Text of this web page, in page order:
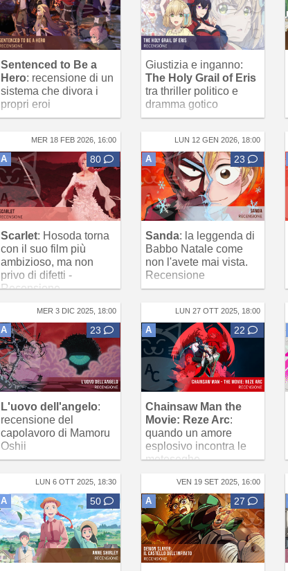
Sentenced to Be a
Hero: recensione di un
sistema che divora i
propri eroi
Giustizia e inganno:
The Holy Grail of Eris
tra thriller politico e
dramma gotico
MER 18 FEB 2026, 16:00
A 80
Scarlet: Hosoda torna
con il suo film più
ambizioso, ma non
privo di difetti -
Recensione
LUN 12 GEN 2026, 18:00
A 23
Sanda: la leggenda di
Babbo Natale come
non l'avete mai vista.
Recensione
MER 3 DIC 2025, 18:00
A 23
L'uovo dell'angelo:
recensione del
capolavoro di Mamoru
Oshii
LUN 27 OTT 2025, 18:00
A 22
Chainsaw Man the
Movie: Reze Arc:
quando un amore
esplosivo incontra le
motoseghe -
LUN 6 OTT 2025, 18:30
A 50
VEN 19 SET 2025, 16:00
A 27